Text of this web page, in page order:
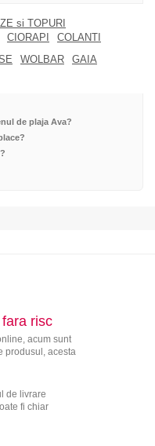
si TOPURI
CIORAPI
COLANTI
WOLBAR
GAIA
de plaja Ava?
risc
acum sunt
produsul, acesta
de livrare
fi chiar